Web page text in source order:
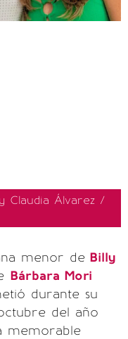
Claudia Álvarez /
menor de Billy
Bárbara Mori
durante su
del año
memorable